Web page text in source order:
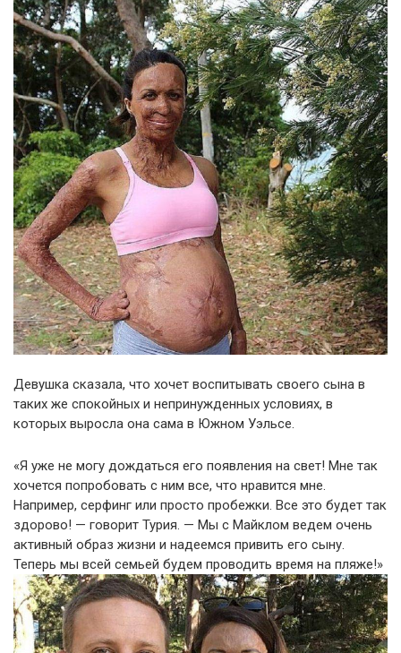
Девушка сказала, что хочет воспитывать своего сына в
таких же спокойных и непринужденных условиях, в
которых выросла она сама в Южном Уэльсе.
«Я уже не могу дождаться его появления на свет! Мне так
хочется попробовать с ним все, что нравится мне.
Например, серфинг или просто пробежки. Все это будет так
здорово! — говорит Турия. — Мы с Майклом ведем очень
активный образ жизни и надеемся привить его сыну.
Теперь мы всей семьей будем проводить время на пляже!»